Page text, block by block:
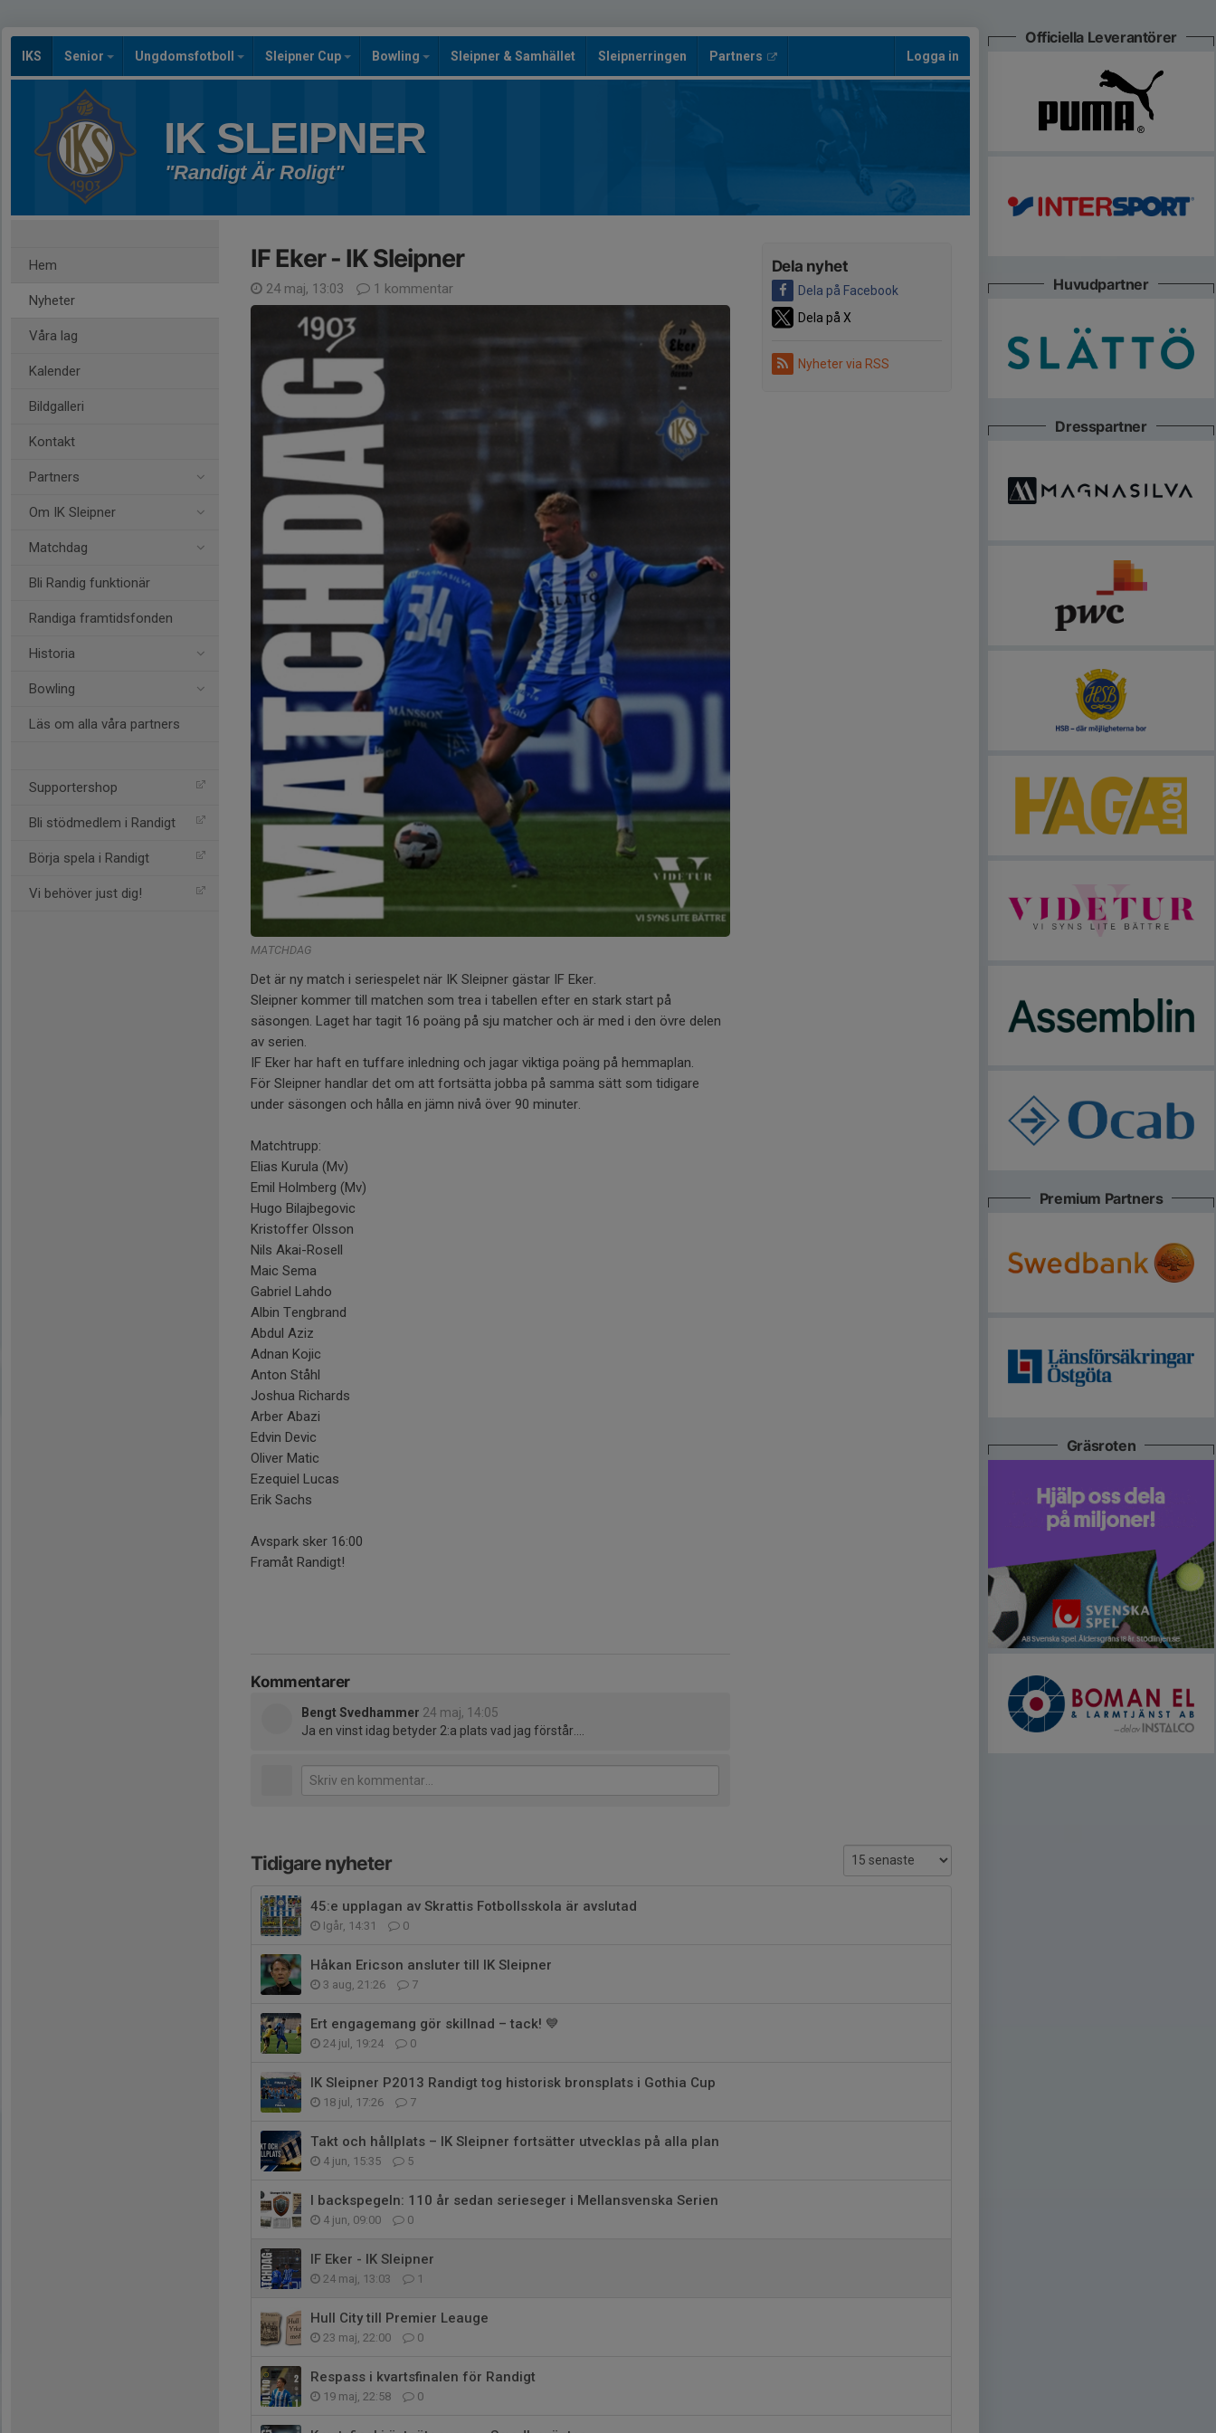
IKS Senior Ungdomsfotboll Sleipner Cup Bowling Sleipner & Samhället Sleipnerringen Partners Logga in
IK SLEIPNER
"Randigt Är Roligt"
Hem
Nyheter
Våra lag
Kalender
Bildgalleri
Kontakt
Partners
Om IK Sleipner
Matchdag
Bli Randig funktionär
Randiga framtidsfonden
Historia
Bowling
Läs om alla våra partners
Supportershop
Bli stödmedlem i Randigt
Börja spela i Randigt
Vi behöver just dig!
Dela nyhet
Dela på Facebook
Dela på X
Nyheter via RSS
IF Eker - IK Sleipner
24 maj, 13:03 1 kommentar
MATCHDAG
Det är ny match i seriespelet när IK Sleipner gästar IF Eker.
Sleipner kommer till matchen som trea i tabellen efter en stark start på
säsongen. Laget har tagit 16 poäng på sju matcher och är med i den övre delen
av serien.
IF Eker har haft en tuffare inledning och jagar viktiga poäng på hemmaplan.
För Sleipner handlar det om att fortsätta jobba på samma sätt som tidigare
under säsongen och hålla en jämn nivå över 90 minuter.
Matchtrupp:
Elias Kurula (Mv)
Emil Holmberg (Mv)
Hugo Bilajbegovic
Kristoffer Olsson
Nils Akai-Rosell
Maic Sema
Gabriel Lahdo
Albin Tengbrand
Abdul Aziz
Adnan Kojic
Anton Ståhl
Joshua Richards
Arber Abazi
Edvin Devic
Oliver Matic
Ezequiel Lucas
Erik Sachs
Avspark sker 16:00
Framåt Randigt!
Kommentarer
Bengt Svedhammer 24 maj, 14:05
Ja en vinst idag betyder 2:a plats vad jag förstår....
Tidigare nyheter
45:e upplagan av Skrattis Fotbollsskola är avslutad
Igår, 14:31 0
Håkan Ericson ansluter till IK Sleipner
3 aug, 21:26 7
Ert engagemang gör skillnad – tack! 💙
24 jul, 19:24 0
IK Sleipner P2013 Randigt tog historisk bronsplats i Gothia Cup
18 jul, 17:26 7
Takt och hållplats – IK Sleipner fortsätter utvecklas på alla plan
4 jun, 15:35 5
I backspegeln: 110 år sedan serieseger i Mellansvenska Serien
4 jun, 09:00 0
IF Eker - IK Sleipner
24 maj, 13:03 1
Hull City till Premier Leauge
23 maj, 22:00 0
Respass i kvartsfinalen för Randigt
19 maj, 22:58 0
Officiella Leverantörer
Huvudpartner
Dresspartner
Premium Partners
Gräsroten